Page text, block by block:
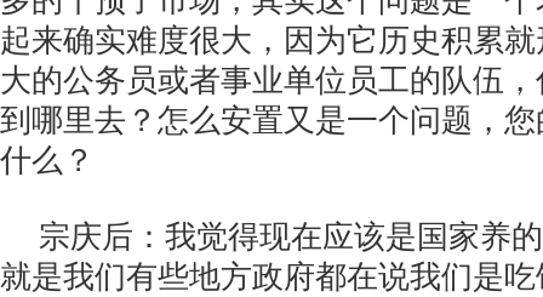
起来确实难度很大，因为它历史积累
大的公务员或者事业单位员工的队伍
到哪里去？怎么安置又是一个问题，
什么？
宗庆后：我觉得现在应该是国家养
就是我们有些地方政府都在说我们是